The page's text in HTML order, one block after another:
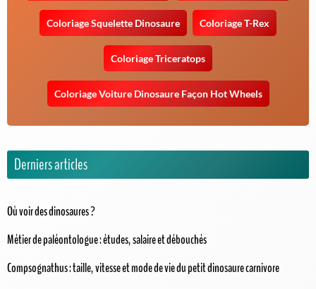
Coloriage Squelette Dinosaure Coloriage T-Rex
Coloriage Triceratops
Coloriage Voiture Dinosaure Façon Hot Wheels
Derniers articles
Où voir des dinosaures ?
Métier de paléontologue : études, salaire et débouchés
Compsognathus : taille, vitesse et mode de vie du petit dinosaure carnivore